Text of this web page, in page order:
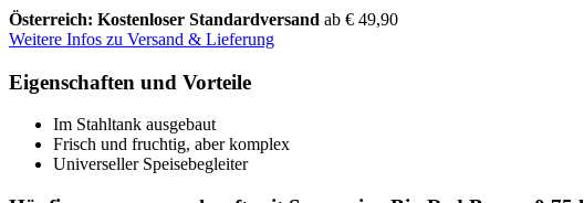
Österreich: Kostenloser Standardversand ab € 49,90
Weitere Infos zu Versand & Lieferung
Eigenschaften und Vorteile
Im Stahltank ausgebaut
Frisch und fruchtig, aber komplex
Universeller Speisebegleiter